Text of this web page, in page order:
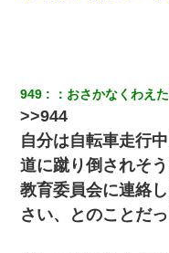
949 ： おさかなくわえ
>>944
自分は自転車走行
道に蹴り倒されそ
教育委員会に連絡
さい、とのことだ